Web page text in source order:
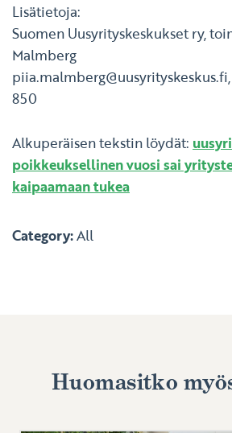
Lisätietoja:
Suomen Uusyrityskeskukset ry,
Malmberg
piia.malmberg@uusyrityskeskus.fi
850
Alkuperäisen tekstin löydät:
poikkeuksellinen vuosi sai
kaipaamaan tukea
Category:All
Huomasitko